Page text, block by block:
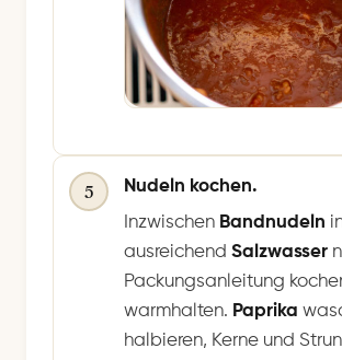
5
Nudeln kochen.
Inzwischen Bandnudeln
ausreichend Salzwasser
Packungsanleitung
warmhalten. Paprika
halbieren, Kerne und